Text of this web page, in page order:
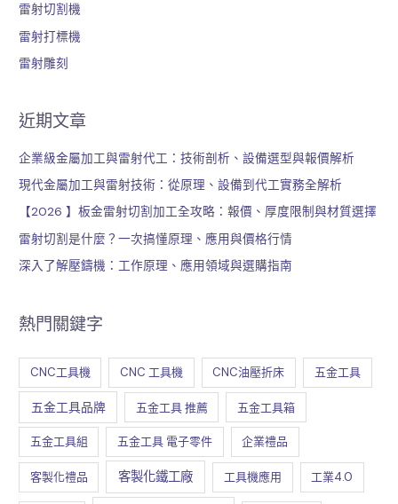
雷射切割機
雷射打標機
雷射雕刻
近期文章
企業級金屬加工與雷射代工：技術剖析、設備選型與報價解析
現代金屬加工與雷射技術：從原理、設備到代工實務全解析
【2026 】板金雷射切割加工全攻略：報價、厚度限制與材質選擇
雷射切割是什麼？一次搞懂原理、應用與價格行情
深入了解壓鑄機：工作原理、應用領域與選購指南
熱門關鍵字
CNC工具機 CNC 工具機 CNC油壓折床 五金工具
五金工具品牌 五金工具 推薦 五金工具箱
五金工具組 五金工具 電子零件 企業禮品
客製化禮品 客製化鐵工廠 工具機應用 工業4.0